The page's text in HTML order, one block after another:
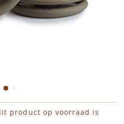
afbeeldingen-gallerij
product op voorraad is